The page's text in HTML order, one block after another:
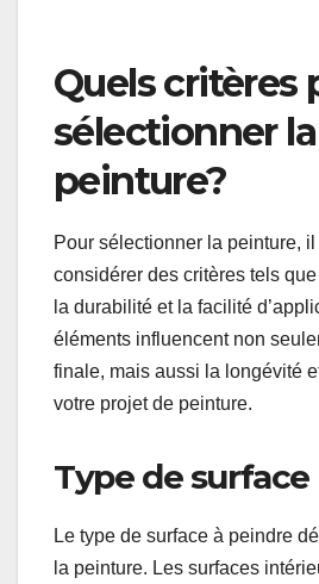
Quels critères
sélectionner la
peinture?
considérer des critères tels que
la durabilité et la facilité
éléments influencent non
finale, mais aussi la longévité